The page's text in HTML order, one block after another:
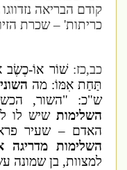
קודם הבריאה
כריתות' – שכרת
כב,כז:שׁוֹר אוֹ-כֶשֶׂב
תַּחַת אִמּוֹ: מההשוני
ש"כ: "השור,
השלימותשיש לו
האדם – שעיר פרא
השלימות מדריגה
למצוות, בן שמונה